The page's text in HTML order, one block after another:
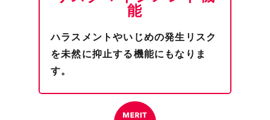
パワハラ防止法
対応事案
能
ハラスメントやいじめの発生リスク
を未然に抑止する機能にもなりま
す。